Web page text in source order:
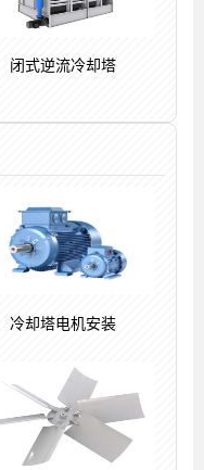
闭式逆流冷却塔
冷却塔电机安装